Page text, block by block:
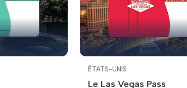
ÉTATS-UNIS
Le Las Vegas Pass